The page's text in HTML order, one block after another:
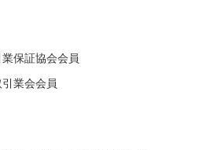
業保証協会会員
引業会会員